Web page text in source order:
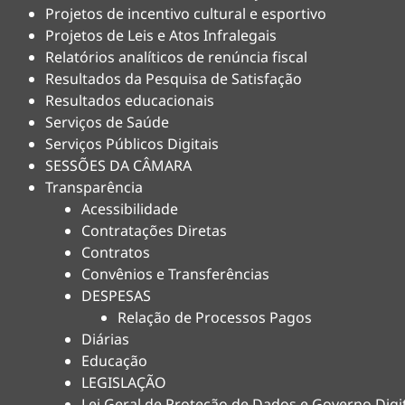
Projetos de incentivo cultural e esportivo
Projetos de Leis e Atos Infralegais
Relatórios analíticos de renúncia fiscal
Resultados da Pesquisa de Satisfação
Resultados educacionais
Serviços de Saúde
Serviços Públicos Digitais
SESSÕES DA CÂMARA
Transparência
Acessibilidade
Contratações Diretas
Contratos
Convênios e Transferências
DESPESAS
Relação de Processos Pagos
Diárias
Educação
LEGISLAÇÃO